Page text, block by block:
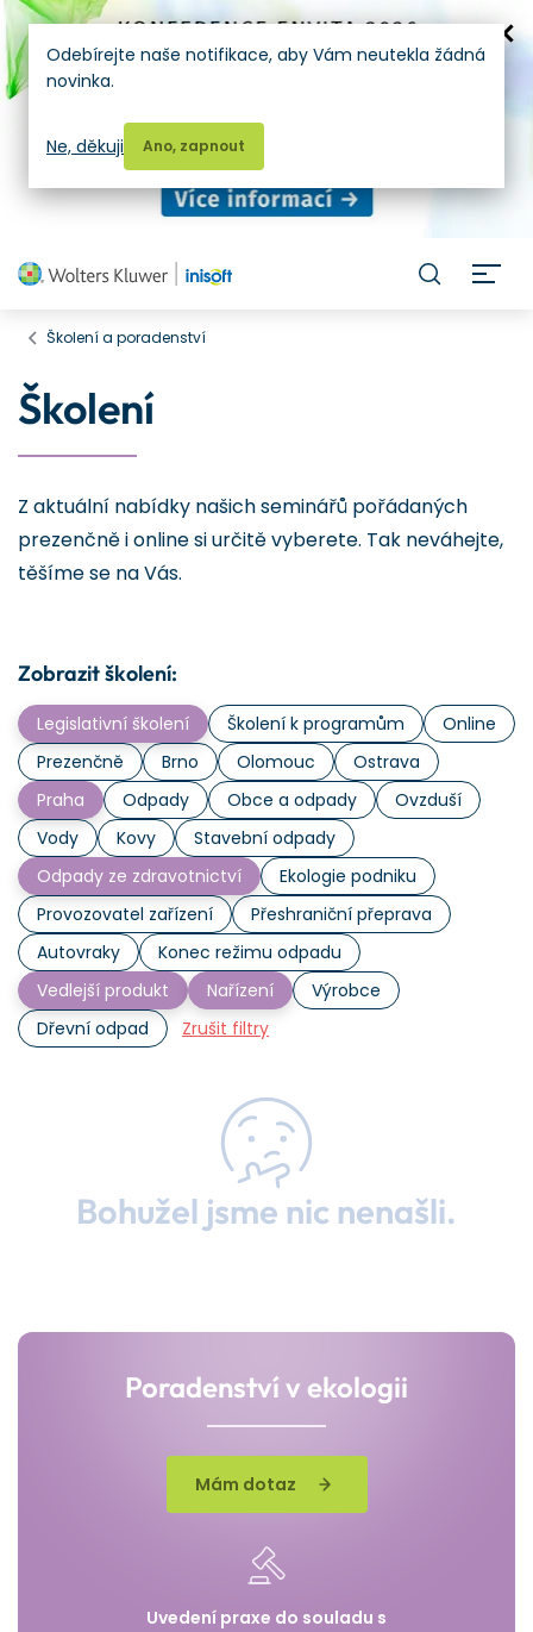
Školení a poradenství
Školení
Z aktuální nabídky našich seminářů pořádaných
prezenčně i online si určitě vyberete. Tak neváhejte,
těšíme se na Vás.
Zobrazit školení:
Legislativní školení Školení k programům
Online
Prezenčně
Brno Olomouc
Ostrava
Praha
Odpady Obce a odpady
Ovzduší
Vody
Kovy
Stavební odpady
Odpady ze zdravotnictví
Ekologie podniku
Provozovatel zařízení
Přeshraniční přeprava
Autovraky
Konec režimu odpadu
Vedlejší produkt
Nařízení
Výrobce
Dřevní odpad
Zrušit filtry
Bohužel jsme nic nenašli.
Poradenství v ekologii
Mám dotaz
Uvedení praxe do souladu s
Odebírejte naše notifikace, aby Vám neutekla žádná
novinka.
Ano, zapnout
Ne, děkuji